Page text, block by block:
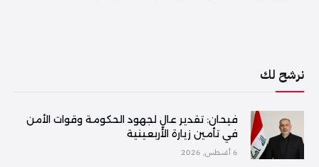
نرشح لك
فیحان: تقدير عالٍ لجهود الحكومة وقوات الأمن
في تأمين زيارة الأربعينية
6 أغسطس, 2026